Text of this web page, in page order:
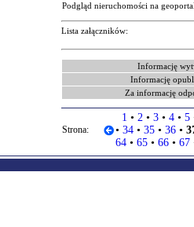
Podgląd nieruchomości na
Lista załączników:
Informację
Informację
Za informację
Strona:
1 • 2 • 3 • 4 • 5
• 34 • 35 • 36 •
64 • 65 • 66 • 67